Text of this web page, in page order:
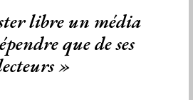
du Grand Orient de France
libre un média
que de ses
»